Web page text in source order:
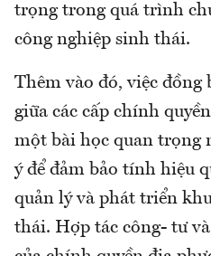
trọng trong quá trình
công nghiệp sinh thái.
Thêm vào đó, việc đồng
giữa các cấp chính
một bài học quan trọng
ý để đảm bảo tính hiệu
quản lý và phát triển
thái. Hợp tác công- tư